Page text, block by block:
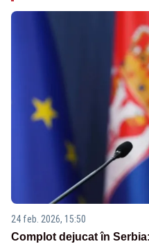
24 feb. 2026, 15:50
Complot dejucat în